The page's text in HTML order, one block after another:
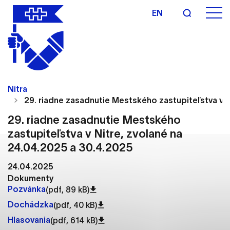
EN
Nitra
29. riadne zasadnutie Mestského zastupiteľstva v
29. riadne zasadnutie Mestského
zastupiteľstva v Nitre, zvolané na
24.04.2025 a 30.4.2025
24.04.2025
Dokumenty
Pozvánka(pdf, 89 kB)
Dochádzka(pdf, 40 kB)
Hlasovania(pdf, 614 kB)
Nastavenie cookies
stránky môžu ukladať informácie o vašej aktivite a
preferenciách. Používajú sa napríklad k tomu, aby
si webový prehliadač zapamätoval Vaše
okne.
Vyberte úroveň cookies, ktorú chcete povoliť
Technické cookies
Technické súbory cookie sú pre prevádzku
nevyhnutné a pomáhajú urobiť webové stránky
uplatniteľnými tým, že umožňujú základné funkcie,